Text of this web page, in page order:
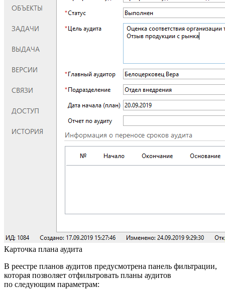
Карточка плана аудита
В реестре планов аудитов предусмотрена панель фильтрации,
которая позволяет отфильтровать планы аудитов
по следующим параметрам: